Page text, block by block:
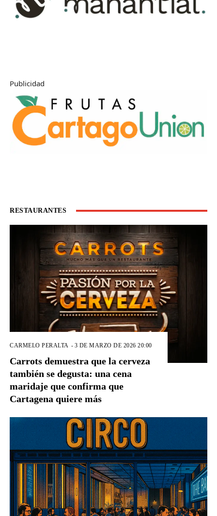
Publicidad
RESTAURANTES
CARMELO PERALTA - 3 DE MARZO DE 2026 20:00
Carrots demuestra que la cerveza
también se degusta: una cena
maridaje que confirma que
Cartagena quiere más